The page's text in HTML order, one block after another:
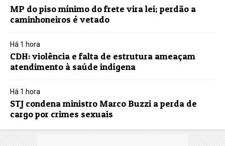
MP do piso mínimo do frete vira lei; perdão a
caminhoneiros é vetado
Há 1 hora
CDH: violência e falta de estrutura ameaçam
atendimento à saúde indígena
Há 1 hora
STJ condena ministro Marco Buzzi a perda de
cargo por crimes sexuais